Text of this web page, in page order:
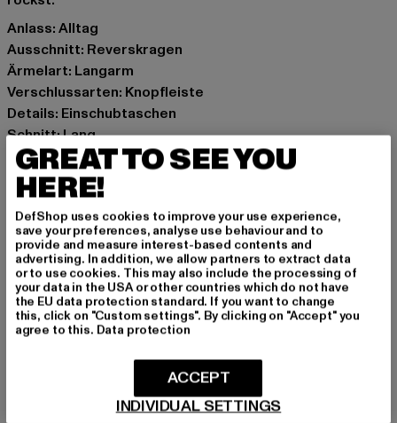
Anlass: Alltag
Ausschnitt: Reverskragen
Ärmelart: Langarm
Verschlussarten: Knopfleiste
Details: Einschubtaschen
Schnitt: Lang
Marke: Urban Classics
Kat.: Mäntel
Farbe: schwarz
Hersteller Farbe: black
Materialzusammensetzung: 100% Polyester
Art.Nr: TB7936-00007
Hersteller: TB International GmbH |info@tbint.de
Dr.-Robert-Murjahn-Straße 7 | 64372 Ober-Ramstadt |
GRÖSSE & PASSFORM
GREAT TO SEE YOU
HERE!
DefShop uses cookies to improve your use experience,
save your preferences, analyse use behaviour and to
provide and measure interest-based contents and
advertising. In addition, we allow partners to extract data
or to use cookies. This may also include the processing of
your data in the USA or other countries which do not have
the EU data protection standard. If you want to change
this, click on "Custom settings". By clicking on "Accept" you
agree to this. Data protection
INDIVIDUAL SETTINGS
ACCEPT